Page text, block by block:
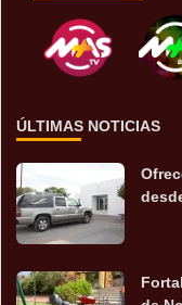
ÚLTIMAS NOTICIAS